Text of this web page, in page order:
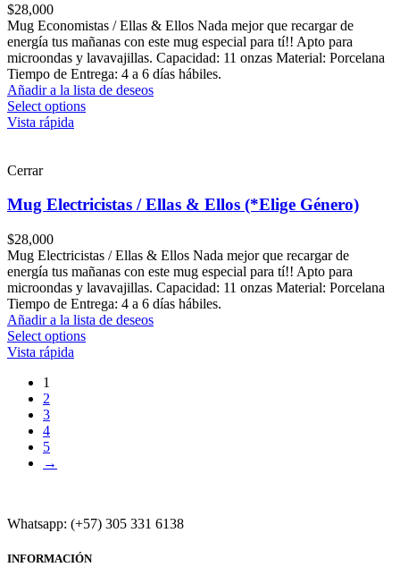
$28,000
Mug Economistas / Ellas & Ellos Nada mejor que recargar de
energía tus mañanas con este mug especial para tí!! Apto para
microondas y lavavajillas. Capacidad: 11 onzas Material: Porcelana
Tiempo de Entrega: 4 a 6 días hábiles.
Añadir a la lista de deseos
Select options
Vista rápida
Cerrar
Mug Electricistas / Ellas & Ellos (*Elige Género)
$28,000
Mug Electricistas / Ellas & Ellos Nada mejor que recargar de
energía tus mañanas con este mug especial para tí!! Apto para
microondas y lavavajillas. Capacidad: 11 onzas Material: Porcelana
Tiempo de Entrega: 4 a 6 días hábiles.
Añadir a la lista de deseos
Select options
Vista rápida
1
2
3
4
5
→
Whatsapp: (+57) 305 331 6138
INFORMACIÓN